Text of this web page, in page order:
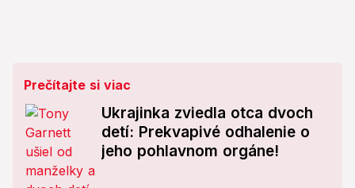
Prečítajte si viac
Ukrajinka zviedla otca dvoch
detí: Prekvapivé odhalenie o
jeho pohlavnom orgáne!